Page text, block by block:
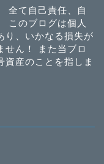
全て自己責任、自
このブログは個人
り、いかなる損失が
せん！ また当ブロ
資産のことを指しま